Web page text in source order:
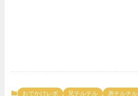
おでかけレポ 兄テルテル 弟チルチル